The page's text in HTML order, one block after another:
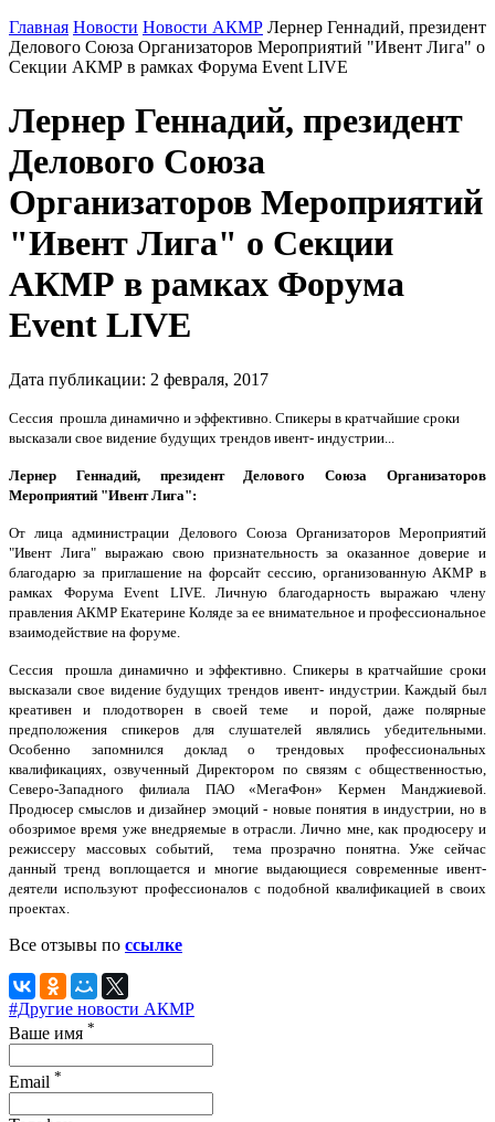
Главная Новости Новости АКМР Лернер Геннадий, президент
Делового Союза Организаторов Мероприятий "Ивент Лига" о
Секции АКМР в рамках Форума Event LIVE
Лернер Геннадий, президент
Делового Союза
Организаторов Мероприятий
"Ивент Лига" о Секции
АКМР в рамках Форума
Event LIVE
Дата публикации: 2 февраля, 2017
Сессия прошла динамично и эффективно. Спикеры в кратчайшие сроки
высказали свое видение будущих трендов ивент- индустрии...
Лернер Геннадий, президент Делового Союза Организаторов
Мероприятий "Ивент Лига":
От лица администрации Делового Союза Организаторов Мероприятий
"Ивент Лига" выражаю свою признательность за оказанное доверие и
благодарю за приглашение на форсайт сессию, организованную АКМР в
рамках Форума Event LIVE. Личную благодарность выражаю члену
правления АКМР Екатерине Коляде за ее внимательное и профессиональное
взаимодействие на форуме.
Сессия прошла динамично и эффективно. Спикеры в кратчайшие сроки
высказали свое видение будущих трендов ивент- индустрии. Каждый был
креативен и плодотворен в своей теме и порой, даже полярные
предположения спикеров для слушателей являлись убедительными.
Особенно запомнился доклад о трендовых профессиональных
квалификациях, озвученный Директором по связям с общественностью,
Северо-Западного филиала ПАО «МегаФон» Кермен Манджиевой.
Продюсер смыслов и дизайнер эмоций - новые понятия в индустрии, но в
обозримое время уже внедряемые в отрасли. Лично мне, как продюсеру и
режиссеру массовых событий, тема прозрачно понятна. Уже сейчас
данный тренд воплощается и многие выдающиеся современные ивент-
деятели используют профессионалов с подобной квалификацией в своих
проектах.
Все отзывы по ссылке
#Другие новости АКМР
Ваше имя *
Email *